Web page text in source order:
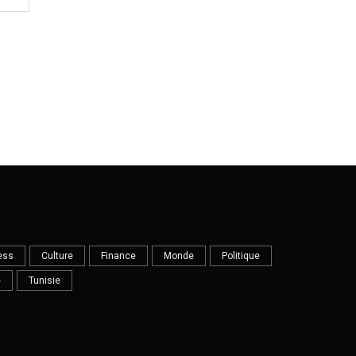
Culture Finance Monde Politique
Tunisie